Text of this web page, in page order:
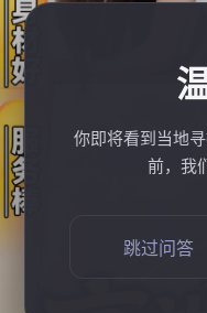
你即将看到当地
前，我
跳过问答